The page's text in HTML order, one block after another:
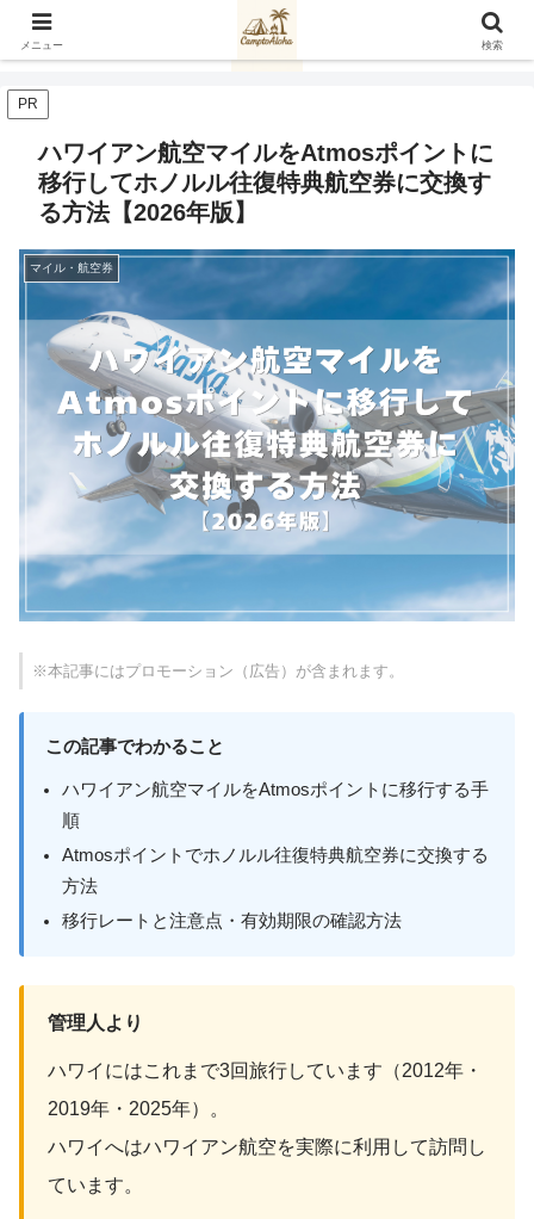
PR
ハワイアン航空マイルをAtmosポイントに
移行してホノルル往復特典航空券に交換す
る方法【2026年版】
マイル・航空券
※本記事にはプロモーション（広告）が含まれます。
この記事でわかること
ハワイアン航空マイルをAtmosポイントに移行する手
順
Atmosポイントでホノルル往復特典航空券に交換する
方法
移行レートと注意点・有効期限の確認方法
管理人より
ハワイにはこれまで3回旅行しています（2012年・
2019年・2025年）。
ハワイへはハワイアン航空を実際に利用して訪問し
ています。
メニュー 検索